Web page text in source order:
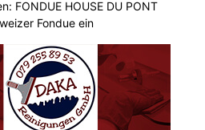
FONDUE HOUSE DU PONT
Fondue ein